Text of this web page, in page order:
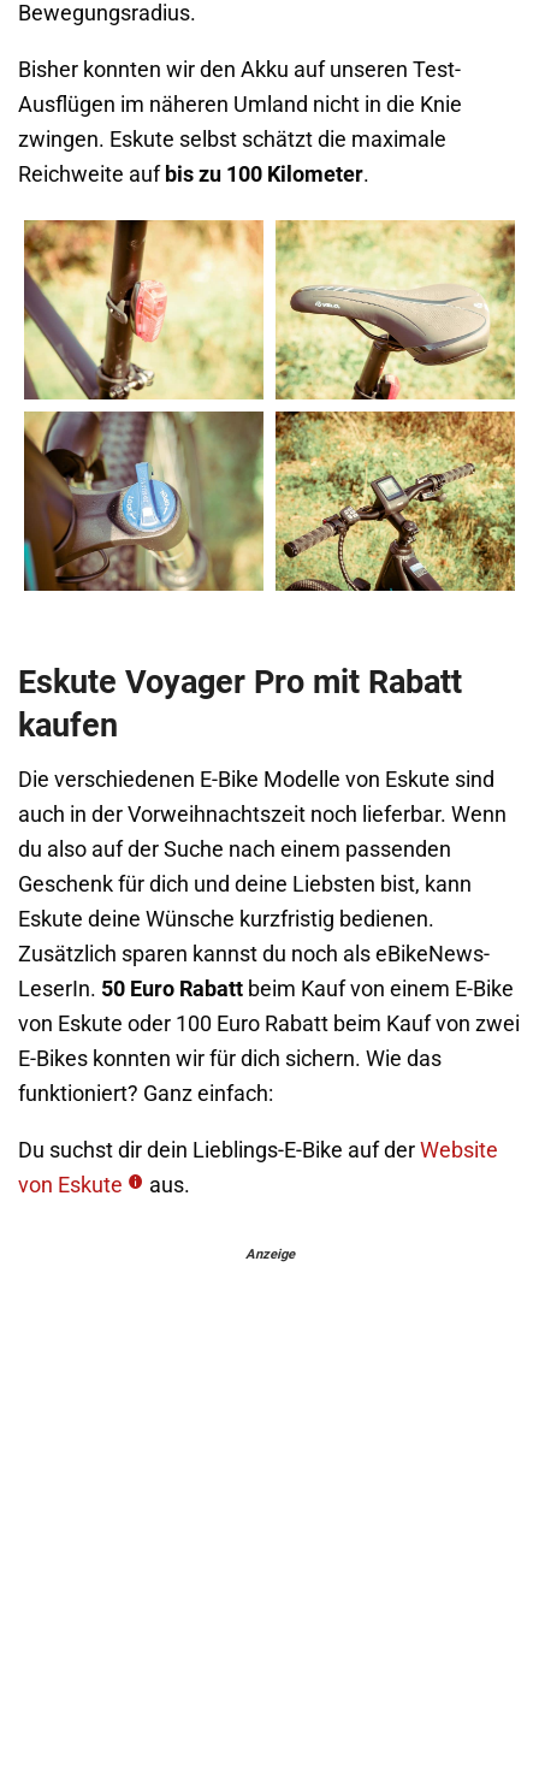
Bewegungsradius.
Bisher konnten wir den Akku auf unseren Test-
Ausflügen im näheren Umland nicht in die Knie
zwingen. Eskute selbst schätzt die maximale
Reichweite aufbis zu 100 Kilometer.
Eskute Voyager Pro mit Rabatt
kaufen
Die verschiedenen E-Bike Modelle von Eskute sind
auch in der Vorweihnachtszeit noch lieferbar. Wenn
du also auf der Suche nach einem passenden
Geschenk für dich und deine Liebsten bist, kann
Eskute deine Wünsche kurzfristig bedienen.
Zusätzlich sparen kannst du noch als eBikeNews-
LeserIn. 50 Euro Rabatt beim Kauf von einem E-Bike
von Eskute oder 100 Euro Rabatt beim Kauf von zwei
E-Bikes konnten wir für dich sichern. Wie das
funktioniert? Ganz einfach:
Du suchst dir dein Lieblings-E-Bike auf der Website
von Eskute
aus.
Anzeige